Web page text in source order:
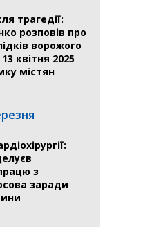
трагедії:
розповів про
ворожого
квітня 2025
містян
з
заради